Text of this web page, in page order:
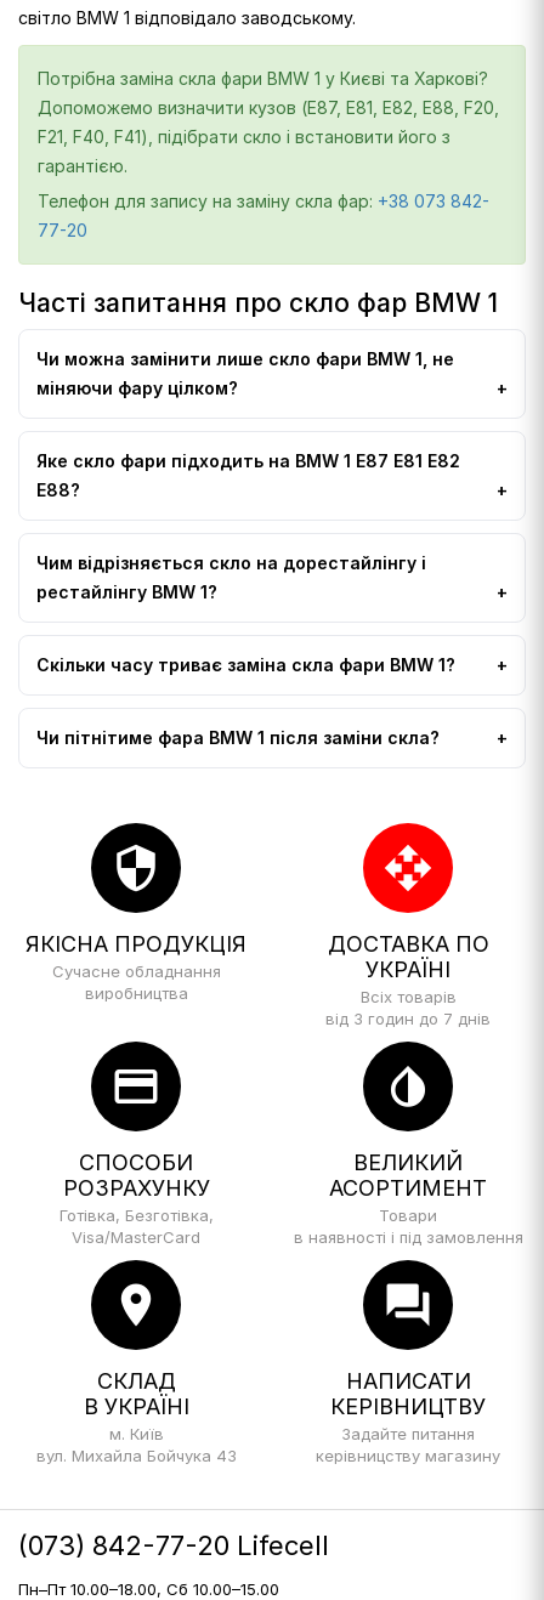
світло BMW 1 відповідало заводському.
Потрібна заміна скла фари BMW 1 у Києві та Харкові?
Допоможемо визначити кузов (E87, E81, E82, E88, F20,
F21, F40, F41), підібрати скло і встановити його з
гарантією.
Телефон для запису на заміну скла фар: +38 073 842-
77-20
Часті запитання про скло фар BMW 1
Чи можна замінити лише скло фари BMW 1, не
міняючи фару цілком?
Яке скло фари підходить на BMW 1 E87 E81 E82
E88?
Чим відрізняється скло на дорестайлінгу і
рестайлінгу BMW 1?
Скільки часу триває заміна скла фари BMW 1?
Чи пітнітиме фара BMW 1 після заміни скла?
security
ЯКІСНА ПРОДУКЦІЯ
Сучасне обладнання
виробництва
open_with
ДОСТАВКА ПО
УКРАЇНІ
Всіх товарів
від 3 годин до 7 днів
credit_card
СПОСОБИ
РОЗРАХУНКУ
Готівка, Безготівка,
Visa/MasterCard
invert_colors
ВЕЛИКИЙ
АСОРТИМЕНТ
Товари
в наявності і під замовлення
location_on
СКЛАД
В УКРАЇНІ
м. Київ
вул. Михайла Бойчука 43
forum
НАПИСАТИ
КЕРІВНИЦТВУ
Задайте питання
керівницству магазину
(073) 842-77-20 Lifecell
Пн–Пт 10.00–18.00, Сб 10.00–15.00